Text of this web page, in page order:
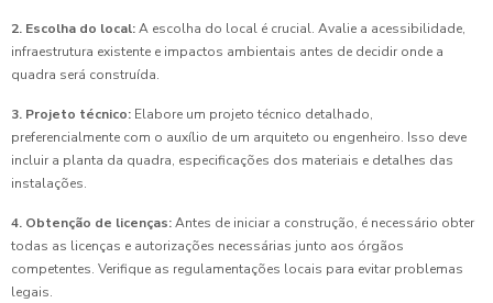
2. Escolha do local:A escolha do local é crucial. Avalie a acessibilidade,
infraestrutura existente e impactos ambientais antes de decidir onde a
quadra será construída.
3. Projeto técnico: Elabore um projeto técnico detalhado,
preferencialmente com o auxílio de um arquiteto ou engenheiro. Isso deve
incluir a planta da quadra, especificações dos materiais e detalhes das
instalações.
4. Obtenção de licenças:Antes de iniciar a construção, é necessário obter
todas as licenças e autorizações necessárias junto aos órgãos
competentes. Verifique as regulamentações locais para evitar problemas
legais.